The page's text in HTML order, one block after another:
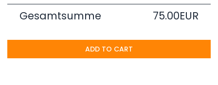
Gesamtsumme 75.00EUR
ADD TO CART